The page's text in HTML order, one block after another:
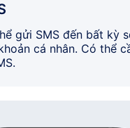
gửi SMS đến bất kỳ
cá nhân. Có thể